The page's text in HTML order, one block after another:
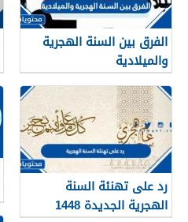
الفرق بين السنة الهجرية
والميلادية
رد على تهنئة السنة
الهجرية الجديدة 1448